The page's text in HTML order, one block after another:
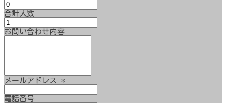
合計人数
お問い合わせ内容
メールアドレス *
電話番号